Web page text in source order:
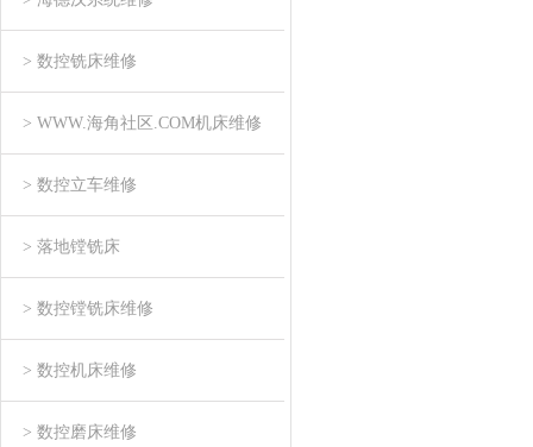
> 数控铣床维修
> WWW.海角社区.COM机床维修
> 数控立车维修
> 落地镗铣床
> 数控镗铣床维修
> 数控机床维修
> 数控磨床维修